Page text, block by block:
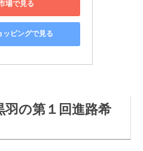
場で見る
ッピングで見る
羽の第１回進路希